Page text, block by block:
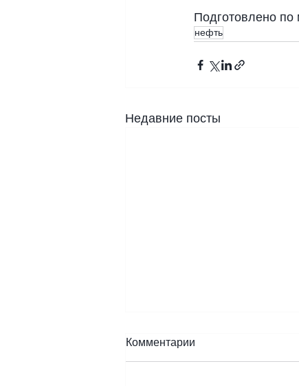
Подготовлено по
нефть
Недавние посты
Комментарии